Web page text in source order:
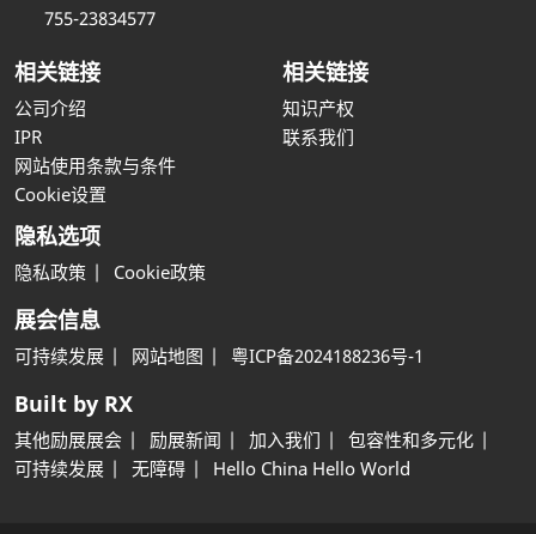
755-23834577
相关链接
公司介绍
IPR
网站使用条款与条件
Cookie设置
相关链接
知识产权
联系我们
隐私选项
隐私政策 Cookie政策
展会信息
可持续发展 网站地图 粤ICP备2024188236号-1
Built by RX
其他励展展会 励展新闻 加入我们
包容性和多元化
可持续发展
无障碍 Hello China Hello World